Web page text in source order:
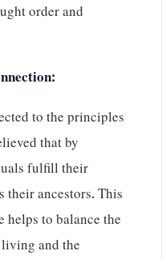
order and
to the principles
that by
fulfill their
their ancestors. This
helps to balance the
and the